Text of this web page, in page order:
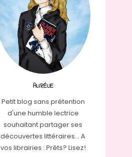
AURÉLIE
Petit blog sans prétention
d'une humble lectrice
souhaitant partager ses
découvertes littéraires... A
vos librairies : Prêts? Lisez!